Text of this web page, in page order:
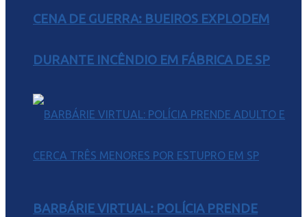
CENA DE GUERRA: BUEIROS EXPLODEM
DURANTE INCÊNDIO EM FÁBRICA DE SP
BARBÁRIE VIRTUAL: POLÍCIA PRENDE